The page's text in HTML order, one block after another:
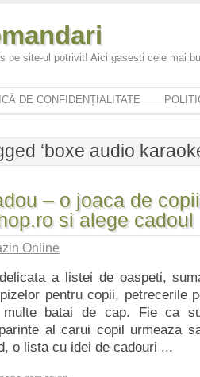
pe site-ul potrivit! Aici gasesti cele mai
DE CONFIDENȚIALITATE
‘boxe audio
– o joaca de
si alege cadoul
Online
a listei de oaspeti,
pentru copii, petrecerile
batai de cap. Fie ca
al carui copil urmeaza
o lista cu idei de cadouri ...